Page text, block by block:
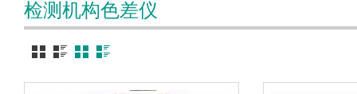
检测机构色差仪